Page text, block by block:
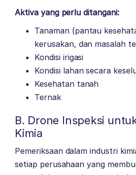
Aktiva yang perlu ditangani:
Tanaman (pantau
kerusakan, dan masalah
Kondisi irigasi
Kondisi lahan secara
Kesehatan tanah
Ternak
B. Drone Inspeksi
Kimia
Pemeriksaan dalam industri
setiap perusahaan yang